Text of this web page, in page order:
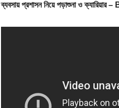
ব্যবসায় প্রশাসন নিয়ে পড়াশুনা ও